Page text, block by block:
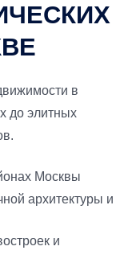
в
до элитных
Москвы
архитектуры и
и